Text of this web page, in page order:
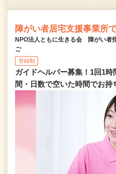
障がい者居宅支援事業所
NPO法人ともに生きる会 障がい者
ご
登録制
ガイドヘルパー募集！1回1
間・日数で空いた時間でお持